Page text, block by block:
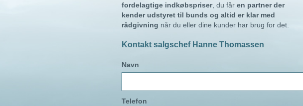
fordelagtige indkøbspriser, du får en partner der
kender udstyret til bunds og altid er klar med
rådgivning når du eller dine kunder har brug for det.
Kontakt salgschef Hanne Thomassen
Navn
Telefon